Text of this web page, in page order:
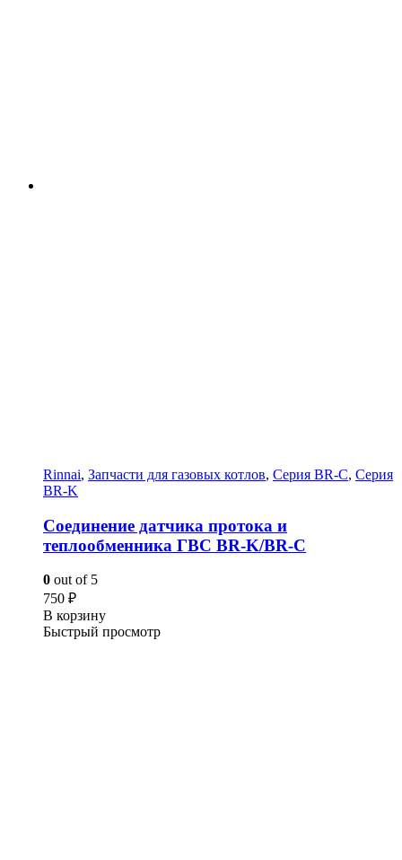
Rinnai, Запчасти для газовых котлов, Серия BR-C, Серия
BR-K
Cоединение датчика протока и
теплообменника ГВС BR-K/BR-C
0 out of 5
750 ₽
В корзину
Быстрый просмотр